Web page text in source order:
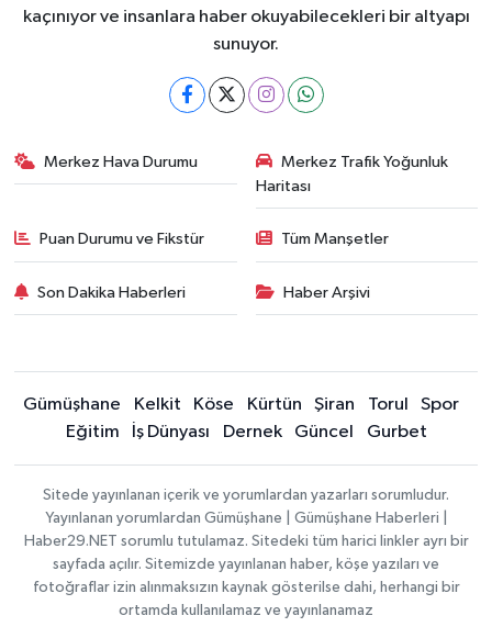
kaçınıyor ve insanlara haber okuyabilecekleri bir altyapı
sunuyor.
Merkez Hava Durumu
Merkez Trafik Yoğunluk
Haritası
Puan Durumu ve Fikstür Tüm Manşetler
Son Dakika Haberleri Haber Arşivi
Gümüşhane Kelkit Köse Kürtün Şiran Torul
Spor
Eğitim
İş Dünyası Dernek Güncel Gurbet
Sitede yayınlanan içerik ve yorumlardan yazarları sorumludur.
Yayınlanan yorumlardan Gümüşhane | Gümüşhane Haberleri |
Haber29.NET sorumlu tutulamaz. Sitedeki tüm harici linkler ayrı bir
sayfada açılır. Sitemizde yayınlanan haber, köşe yazıları ve
fotoğraflar izin alınmaksızın kaynak gösterilse dahi, herhangi bir
ortamda kullanılamaz ve yayınlanamaz